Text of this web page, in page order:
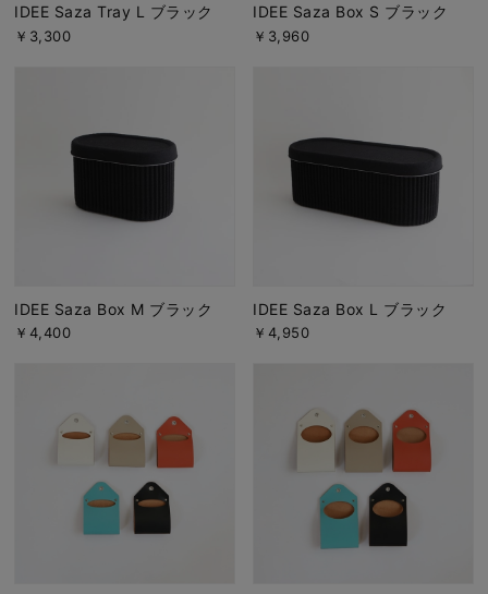
IDEE Saza Tray L ブラック
￥3,300
IDEE Saza Box S ブラック
￥3,960
IDEE Saza Box M ブラック
￥4,400
IDEE Saza Box L ブラック
￥4,950